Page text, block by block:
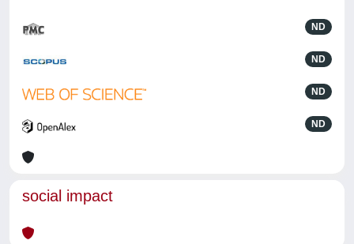
ND
ND
ND
ND
social impact